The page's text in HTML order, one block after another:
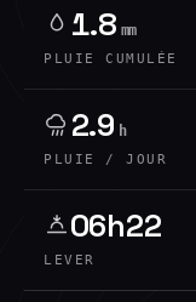
1.8 mm
PLUIE CUMULÉE
2.9 h
PLUIE / JOUR
06h22
LEVER